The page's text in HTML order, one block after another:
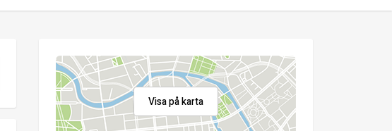
Visa på karta